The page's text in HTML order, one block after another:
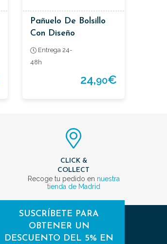
Pañuelo De Bolsillo
Con Diseño
Geométrico Ojo De
Pez
Entrega 24-
48h
24,90€
CLICK &
COLLECT
Recoge tu pedido en nuestra
tienda de Madrid
SUSCRÍBETE PARA
OBTENER UN
DESCUENTO DEL 5% EN